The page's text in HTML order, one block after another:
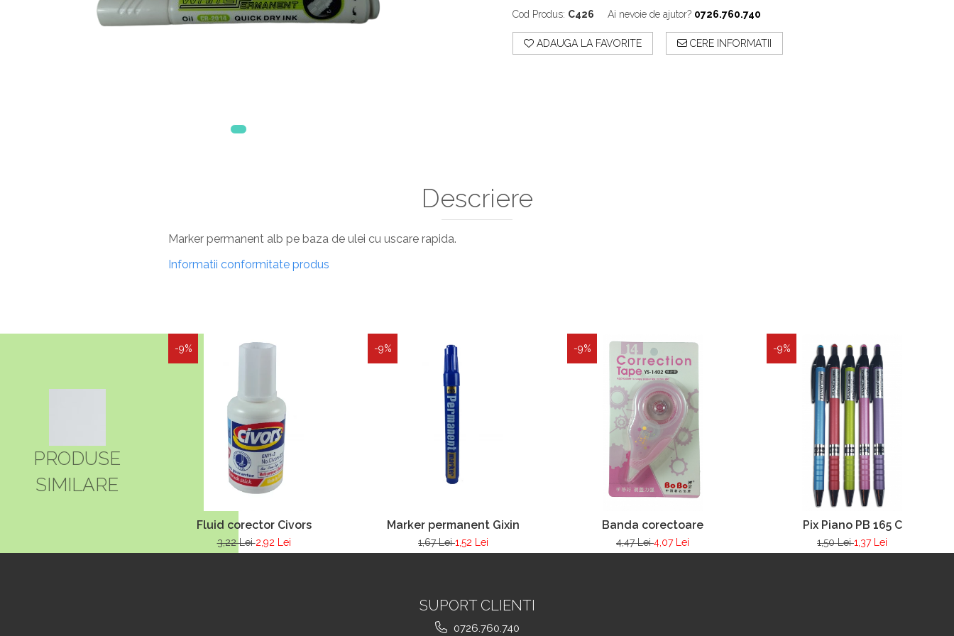
Cod Produs: C426 Ai nevoie de ajutor? 0726.760.740
ADAUGA LA FAVORITE CERE INFORMATII
Descriere
Marker permanent alb pe baza de ulei cu uscare rapida.
Informatii conformitate produs
PRODUSE
SIMILARE
-9%
Fluid corector Civors
3,22 Lei2,92 Lei
-9%
Marker permanent Gixin
1,67 Lei1,52 Lei
-9%
Banda corectoare
4,47 Lei4,07 Lei
-9%
Pix Piano PB 165 C
1,50 Lei1,37 Lei
SUPORT CLIENTI
0726.760.740